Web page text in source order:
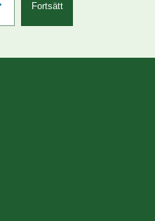
Fortsätt